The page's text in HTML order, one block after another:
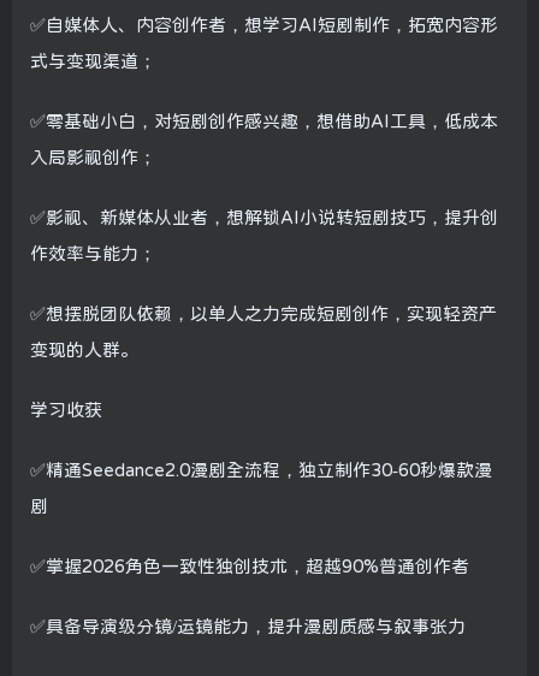
✅自媒体人、内容创作者，想学习AI短剧制作，拓宽内容形
式与变现渠道；
✅零基础小白，对短剧创作感兴趣，想借助AI工具，低成本
入局影视创作；
✅影视、新媒体从业者，想解锁AI小说转短剧技巧，提升创
作效率与能力；
✅想摆脱团队依赖，以单人之力完成短剧创作，实现轻资产
变现的人群。
学习收获
✅精通Seedance2.0漫剧全流程，独立制作30-60秒爆款漫
剧
✅掌握2026角色一致性独创技术，超越90%普通创作者
✅具备导演级分镜/运镜能力，提升漫剧质感与叙事张力